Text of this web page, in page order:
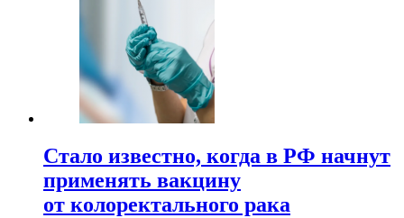
Стало известно, когда в РФ начнут
применять вакцину
от колоректального рака